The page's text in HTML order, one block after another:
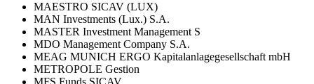
MAESTRO SICAV (LUX)
MAN Investments (Lux.) S.A.
MASTER Investment Management S
MDO Management Company S.A.
MEAG MUNICH ERGO Kapitalanlagegesellschaft mbH
METROPOLE Gestion
MFS Funds SICAV